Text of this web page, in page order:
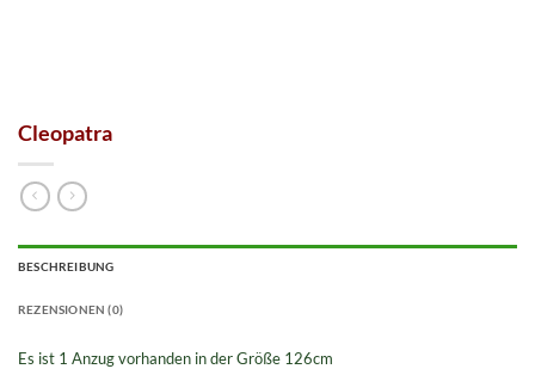
Cleopatra
BESCHREIBUNG
REZENSIONEN (0)
Es ist 1 Anzug vorhanden in der Größe 126cm